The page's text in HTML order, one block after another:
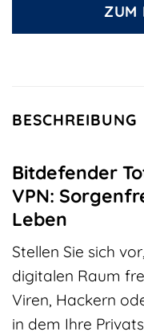
ZUM
BESCHREIBUNG
Bitdefender
VPN:
Leben
Stellen Sie sich
digitalen Raum
Viren, Hackern
in dem Ihre